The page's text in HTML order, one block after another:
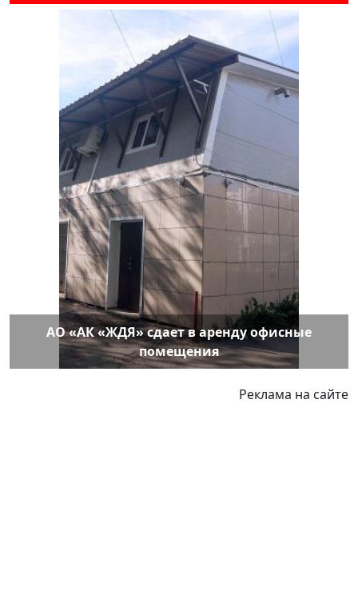
АО «АК «ЖДЯ» сдает в аренду офисные
помещения
Реклама на сайте